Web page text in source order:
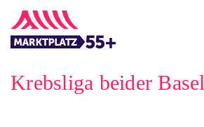
Krebsliga beider Basel